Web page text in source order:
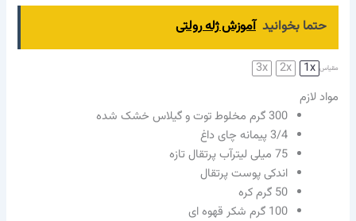
حتما بخوانید آموزش ژله رولتی
مقیاس 1x
2x
3x
مواد لازم
300 گرم مخلوط توت و گیلاس خشک شده
3/4 پیمانه چای داغ
75 میلی لیترآب پرتقال تازه
اندکی پوست پرتقال
50 گرم کره
100 گرم شکر قهوه ای